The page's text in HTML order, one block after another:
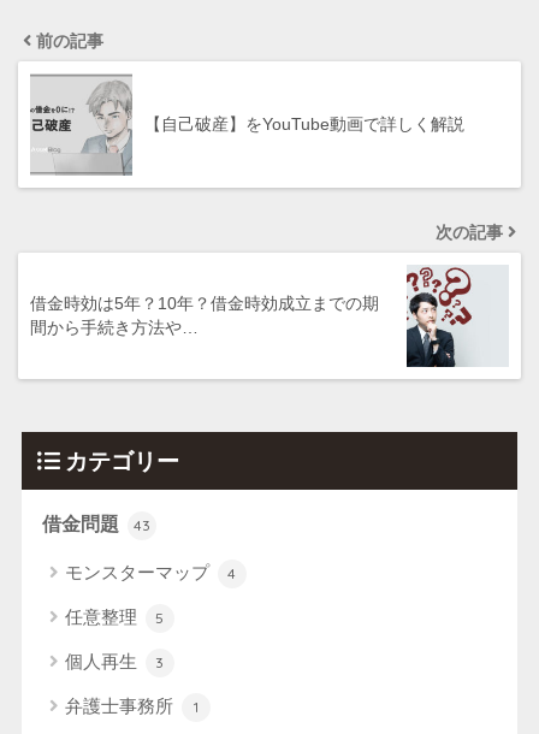
前の記事
【自己破産】をYouTube動画で詳しく解説
次の記事
借金時効は5年？10年？借金時効成立までの期
間から手続き方法や…
カテゴリー
借金問題 43
モンスターマップ 4
任意整理 5
個人再生 3
弁護士事務所 1